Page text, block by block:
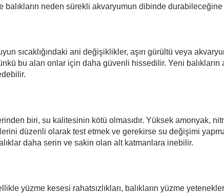
neden sürekli akvaryumun dibinde durabileceğine
sıcaklığındaki ani değişiklikler, aşırı gürültü veya
bu alan onlar için daha güvenli hissedilir. Yeni
biri, su kalitesinin kötü olmasıdır. Yüksek amonyak,
düzenli olarak test etmek ve gerekirse su değişimi
daha serin ve sakin olan alt katmanlara inebilir.
yüzme kesesi rahatsızlıkları, balıkların yüzme